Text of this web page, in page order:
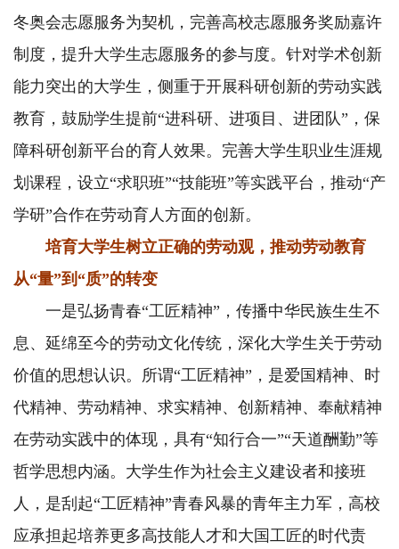
冬奥会志愿服务为契机，完善高校志愿服务奖励嘉许
制度，提升大学生志愿服务的参与度。针对学术创新
能力突出的大学生，侧重于开展科研创新的劳动实践
教育，鼓励学生提前“进科研、进项目、进团队”，保
障科研创新平台的育人效果。完善大学生职业生涯规
划课程，设立“求职班”“技能班”等实践平台，推动“产
学研”合作在劳动育人方面的创新。
培育大学生树立正确的劳动观，推动劳动教育
从“量”到“质”的转变
一是弘扬青春“工匠精神”，传播中华民族生生不
息、延绵至今的劳动文化传统，深化大学生关于劳动
价值的思想认识。所谓“工匠精神”，是爱国精神、时
代精神、劳动精神、求实精神、创新精神、奉献精神
在劳动实践中的体现，具有“知行合一”“天道酬勤”等
哲学思想内涵。大学生作为社会主义建设者和接班
人，是刮起“工匠精神”青春风暴的青年主力军，高校
应承担起培养更多高技能人才和大国工匠的时代责